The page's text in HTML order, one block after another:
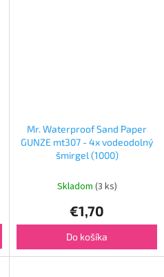
Mr. Waterproof Sand Paper
GUNZE mt307 - 4x vodeodolný
šmirgel (1000)
Skladom (3 ks)
€1,70
Do košíka